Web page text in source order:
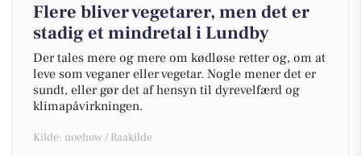
Flere bliver vegetarer, men det er
stadig et mindretal i Lundby
Der tales mere og mere om kødløse retter og, om at
leve som veganer eller vegetar. Nogle mener det er
sundt, eller gør det af hensyn til dyrevelfærd og
klimapåvirkningen.
Kilde: noehow / Raakilde